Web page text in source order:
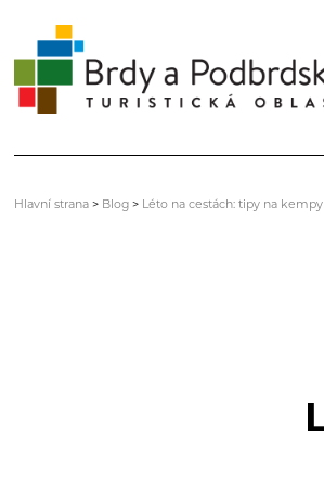
Hlavní strana > Blog > Léto na cestách: tipy na